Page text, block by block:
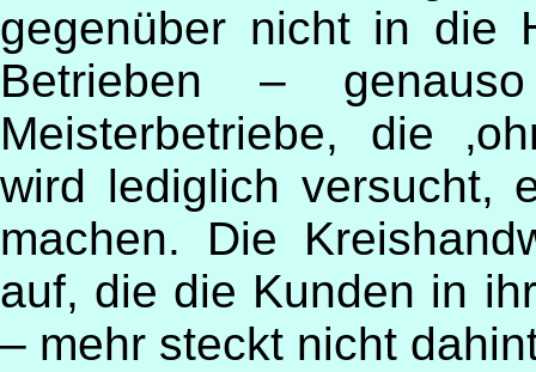
gegenüber nicht in die
Betrieben –
Meisterbetriebe, die
wird lediglich versucht,
machen. Die
auf, die die Kunden in
– mehr steckt nicht